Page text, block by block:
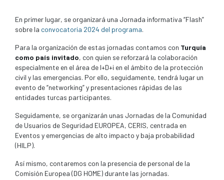
En primer lugar, se organizará una Jornada informativa “Flash”
sobre la convocatoria 2024 del programa.
Para la organización de estas jornadas contamos con Turquía
como país invitado, con quien se reforzará la colaboración
especialmente en el área de I+D+i en el ámbito de la protección
civil y las emergencias. Por ello, seguidamente, tendrá lugar un
evento de “networking” y presentaciones rápidas de las
entidades turcas participantes.
Seguidamente, se organizarán unas Jornadas de la Comunidad
de Usuarios de Seguridad EUROPEA, CERIS, centrada en
Eventos y emergencias de alto impacto y baja probabilidad
(HILP).
Así mismo, contaremos con la presencia de personal de la
Comisión Europea (DG HOME) durante las jornadas.